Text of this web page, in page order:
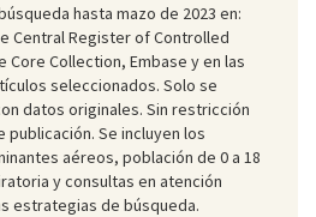
hasta mazo de 2023 en:
Central Register of Controlled
Core Collection, Embase y en las
seleccionados. Solo se
datos originales. Sin restricción
publicación. Se incluyen los
aéreos, población de 0 a 18
y consultas en atención
estrategias de búsqueda.